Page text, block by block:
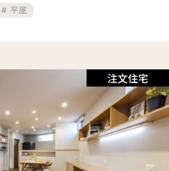
・お問い合わせ
平屋
注文住宅